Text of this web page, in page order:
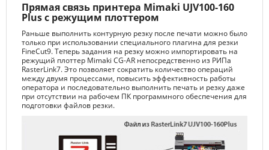
Прямая связь принтера Mimaki UJV100-160
Plus с режущим плоттером
Раньше выполнить контурную резку после печати можно было
только при использовании специального плагина для резки
FineCut9. Теперь задания на резку можно импортировать на
режущий плоттер Mimaki CG-AR непосредственно из РИПа
RasterLink7. Это позволяет сократить количество операций
между двумя процессами, повысить эффективность работы
оператора и последовательно выполнить печать и резку даже
при отсутствии на рабочем ПК программного обеспечения для
подготовки файлов резки.